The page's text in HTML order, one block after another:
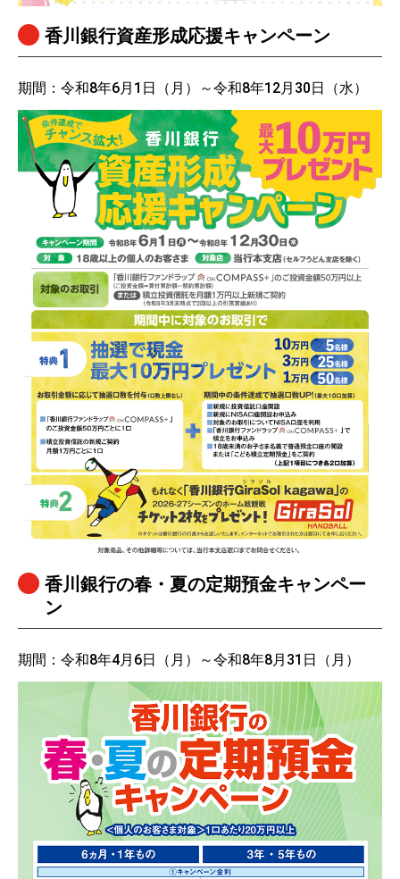
香川銀行資産形成応援キャンペーン
期間：令和8年6月1日（月）～令和8年12月30日（水）
香川銀行の春・夏の定期預金キャンペー
ン
期間：令和8年4月6日（月）～令和8年8月31日（月）